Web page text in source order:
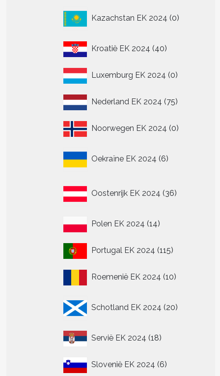
Kazachstan EK 2024 0
producten
Kroatië EK 2024 4040
Luxemburg EK 2024 00
Nederland EK 2024 7575
Noorwegen EK 2024 00
Oekraïne EK 2024 6
producten
Oostenrijk EK 2024 36
producten
Polen EK 2024 1414
Portugal EK 2024 115115
Roemenië EK 2024 1010
Schotland EK 2024 20
producten
Servië EK 2024 1818
Slovenië EK 2024 66